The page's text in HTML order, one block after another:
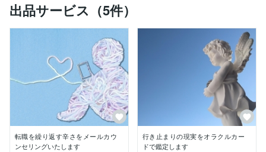
にはなれないのか真理が知りたい」と思い続けて学び続
けて
『今ここ』に辿り着きました。
『本当の真理』をすべて知るには、この身体を脱ぎ捨て
て輪廻や転生しながら学び続けることになりますが、今
世での「魂の成長」のための計画を知ることであなたは
ずっと生きやすくなります。私たちは「幸せ」になるの
が運命づけられているのです。是非このことを知って欲
しいです。
「あの頃の自分と同じように変わりたい人の力になりた
い」そんな思いでお待ちしています。
安心してご相談ください。
出品サービス（5件）
転職を繰り返す辛さをメールカウ
ンセリングいたします
行き止まりの現実をオラクルカー
ドで鑑定します